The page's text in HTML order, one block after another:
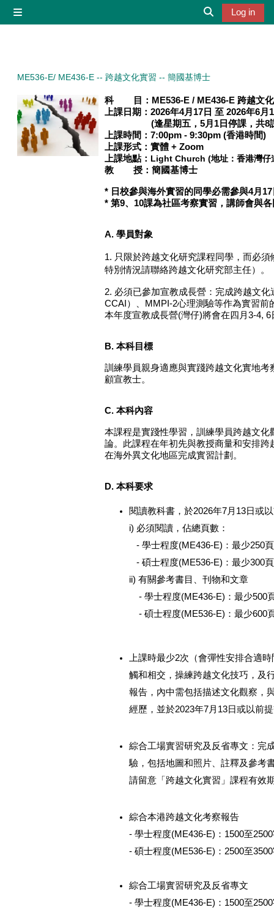
Log in
ME536-E/ ME436-E -- 跨越文化實習 -- 簡國基博士
科 目： ME536-E / ME436-E 跨越文
上課日期：2026年4月17日 至 2026年6月
(逢星期五，5月1日停課，共8
上課時間：7:00pm - 9:30pm (香港時間)
上課形式：實體 + Zoom
上課地點： Light Church (地址：香港灣仔
教 授：簡國基博士
* 日校參與海外實習的同學必需參與4月
* 第9、10課為社區考察實習，講師會與
A. 學員對象
1. 只限於跨越文化研究課程同學，而必
特別情況請聯絡跨越文化研究部主任）。
2. 必須已參加宣教成長營：完成跨越文
CCAI）、MMPI-2心理測驗等作為實習前
本年度宣教成長營(灣仔)將會在四月3-4,
B. 本科目標
訓練學員親身適應與實踐跨越文化實地
顧宣教士。
C. 本科內容
本課程是實踐性學習，訓練學員跨越文
論。此課程在年初先與教授商量和安排
在海外異文化地區完成實習計劃。
D. 本科要求
閱讀教科書，於2026年7月13日或
i) 必須閱讀，佔總頁數：
- 學士程度(ME436-E)：最少250頁
- 碩士程度(ME536-E)：最少300頁
ii) 有關參考書目、刊物和文章
- 學士程度(ME436-E)：最少500
- 碩士程度(ME536-E)：最少600
上課時最少2次（會彈性安排合適
觸和相交，操練跨越文化技巧，及
報告，內中需包括描述文化觀察，
經歷，並於2023年7月13日或以前
綜合工場實習研究及反省專文：完
驗，包括地圖和照片、註釋及參考
請留意「跨越文化實習」課程有效
綜合本港跨越文化考察報告
- 學士程度(ME436-E) ： 1500至
- 碩士程度(ME536-E)： 2500至
綜合工場實習研究及反省專文
- 學士程度(ME436-E) ： 1500至